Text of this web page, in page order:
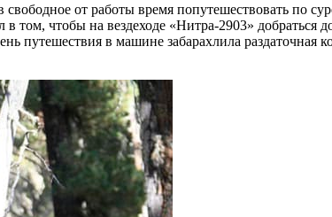
от работы время попутешествовать по
чтобы на вездеходе «Нитра-2903» добраться
путешествия в машине забарахлила раздаточная